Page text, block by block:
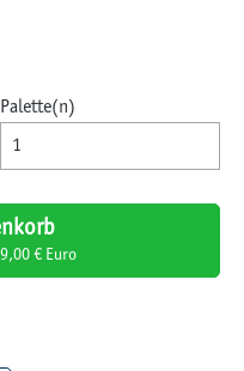
Palette(n)
Versandkosten: 149,00 € Euro